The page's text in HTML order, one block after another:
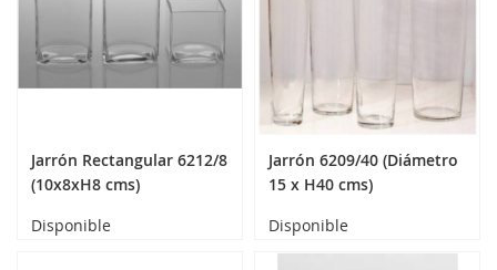
Jarrón Rectangular 6212/8
(10x8xH8 cms)
Disponible
Jarrón 6209/40 (Diámetro
15 x H40 cms)
Disponible